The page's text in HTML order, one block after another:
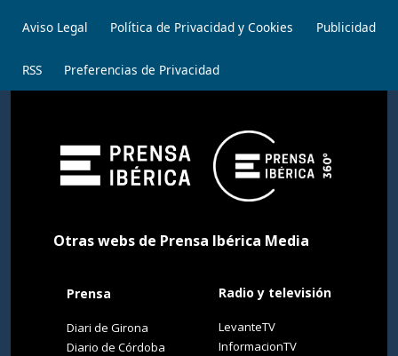
Aviso Legal Política de Privacidad y Cookies Publicidad
RSS Preferencias de Privacidad
Otras webs de Prensa Ibérica Media
Prensa
Diari de Girona
Diario de Córdoba
Radio y televisión
LevanteTV
InformacionTV